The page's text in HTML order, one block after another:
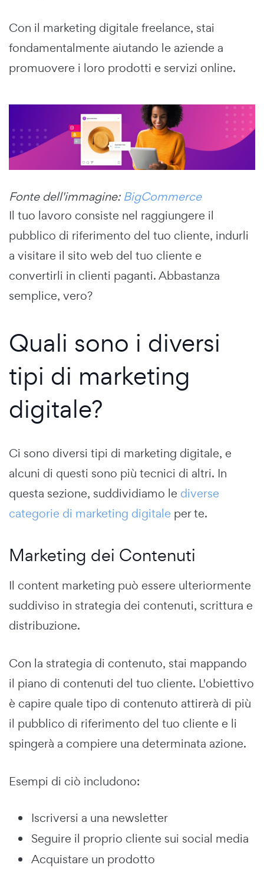
Con il marketing digitale freelance, stai
fondamentalmente aiutando le aziende a
promuovere i loro prodotti e servizi online.
Fonte dell'immagine: BigCommerce
Il tuo lavoro consiste nel raggiungere il
pubblico di riferimento del tuo cliente, indurli
a visitare il sito web del tuo cliente e
convertirli in clienti paganti. Abbastanza
semplice, vero?
Quali sono i diversi
tipi di marketing
digitale?
Ci sono diversi tipi di marketing digitale, e
alcuni di questi sono più tecnici di altri. In
questa sezione, suddividiamo le diverse
categorie di marketing digitale per te.
Marketing dei Contenuti
Il content marketing può essere ulteriormente
suddiviso in strategia dei contenuti, scrittura e
distribuzione.
Con la strategia di contenuto, stai mappando
il piano di contenuti del tuo cliente. L'obiettivo
è capire quale tipo di contenuto attirerà di più
il pubblico di riferimento del tuo cliente e li
spingerà a compiere una determinata azione.
Esempi di ciò includono:
Iscriversi a una newsletter
Seguire il proprio cliente sui social media
Acquistare un prodotto